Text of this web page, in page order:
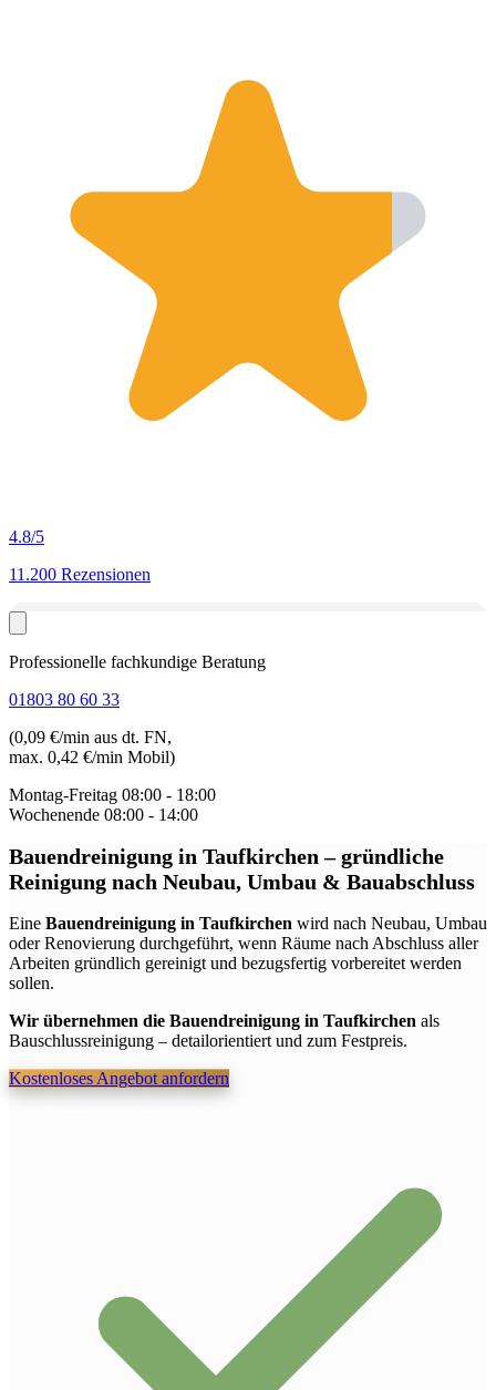
4.8/5
11.200 Rezensionen
Professionelle fachkundige Beratung
01803 80 60 33
(0,09 €/min aus dt. FN,
max. 0,42 €/min Mobil)
Montag-Freitag 08:00 - 18:00
Wochenende 08:00 - 14:00
Bauendreinigung in Taufkirchen– gründliche
Reinigung nach Neubau, Umbau & Bauabschluss
Eine Bauendreinigung in Taufkirchen wird nach Neubau, Umbau
oder Renovierung durchgeführt, wenn Räume nach Abschluss aller
Arbeiten gründlich gereinigt und bezugsfertig vorbereitet werden
sollen.
Wir übernehmen die Bauendreinigung in Taufkirchen als
Bauschlussreinigung – detailorientiert und zum Festpreis.
Kostenloses Angebot anfordern